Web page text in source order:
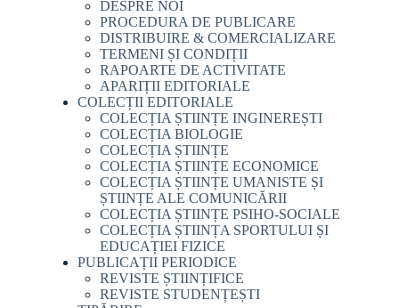
DESPRE NOI
PROCEDURA DE PUBLICARE
DISTRIBUIRE & COMERCIALIZARE
TERMENI ȘI CONDIȚII
RAPOARTE DE ACTIVITATE
APARIȚII EDITORIALE
COLECȚII EDITORIALE
COLECȚIA ȘTIINȚE INGINEREȘTI
COLECȚIA BIOLOGIE
COLECȚIA ȘTIINȚE
COLECȚIA ȘTIINȚE ECONOMICE
COLECȚIA ȘTIINȚE UMANISTE ȘI
ȘTIINȚE ALE COMUNICĂRII
COLECȚIA ȘTIINȚE PSIHO-SOCIALE
COLECȚIA ȘTIINȚA SPORTULUI ȘI
EDUCAȚIEI FIZICE
PUBLICAȚII PERIODICE
REVISTE ȘTIINȚIFICE
REVISTE STUDENȚEȘTI